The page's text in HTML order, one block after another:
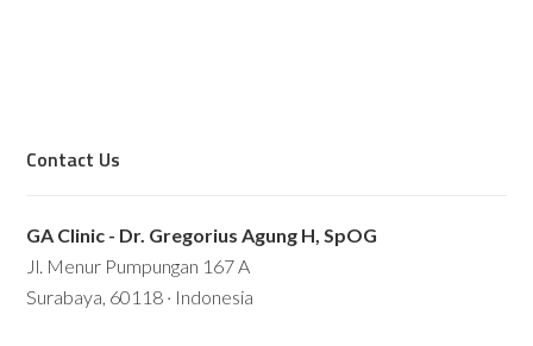
Contact Us
GA Clinic - Dr. Gregorius Agung H, SpOG
Jl. Menur Pumpungan 167 A
Surabaya, 60118 · Indonesia